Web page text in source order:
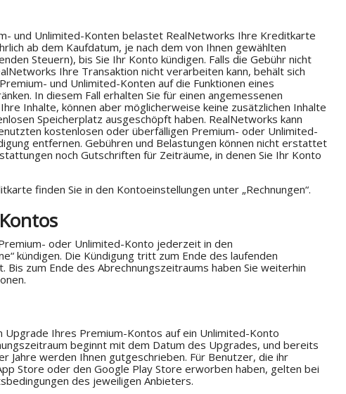
und Unlimited-Konten belastet RealNetworks Ihre Kreditkarte
ab dem Kaufdatum, je nach dem von Ihnen gewählten
Steuern), bis Sie Ihr Konto kündigen. Falls die Gebühr nicht
Ihre Transaktion nicht verarbeiten kann, behält sich
und Unlimited-Konten auf die Funktionen eines
In diesem Fall erhalten Sie für einen angemessenen
Inhalte, können aber möglicherweise keine zusätzlichen Inhalte
Speicherplatz ausgeschöpft haben. RealNetworks kann
kostenlosen oder überfälligen Premium- oder Unlimited-
entfernen. Gebühren und Belastungen können nicht erstattet
noch Gutschriften für Zeiträume, in denen Sie Ihr Konto
finden Sie in den Kontoeinstellungen unter „Rechnungen“.
oder Unlimited-Konto jederzeit in den
kündigen. Die Kündigung tritt zum Ende des laufenden
Bis zum Ende des Abrechnungszeitraums haben Sie weiterhin
Ihres Premium-Kontos auf ein Unlimited-Konto
beginnt mit dem Datum des Upgrades, und bereits
Jahre werden Ihnen gutgeschrieben. Für Benutzer, die ihr
Store oder den Google Play Store erworben haben, gelten bei
des jeweiligen Anbieters.